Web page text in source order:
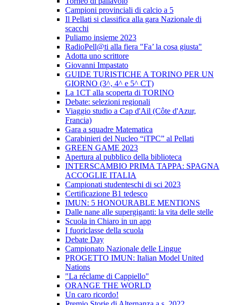
Campioni provinciali di calcio a 5
Il Pellati si classifica alla gara Nazionale di
scacchi
Puliamo insieme 2023
RadioPell@ti alla fiera "Fa’ la cosa giusta"
Adotta uno scrittore
Giovanni Impastato
GUIDE TURISTICHE A TORINO PER UN
GIORNO (3^, 4^ e 5^ CT)
La 1CT alla scoperta di TORINO
Debate: selezioni regionali
Viaggio studio a Cap d'Ail (Côte d'Azur,
Francia)
Gara a squadre Matematica
Carabinieri del Nucleo “iTPC” al Pellati
GREEN GAME 2023
Apertura al pubblico della biblioteca
INTERSCAMBIO PRIMA TAPPA: SPAGNA
ACCOGLIE ITALIA
Campionati studenteschi di sci 2023
Certificazione B1 tedesco
IMUN: 5 HONOURABLE MENTIONS
Dalle nane alle supergiganti: la vita delle stelle
Scuola in Chiaro in un app
I fuoriclasse della scuola
Debate Day
Campionato Nazionale delle Lingue
PROGETTO IMUN: Italian Model United
Nations
"La réclame di Cappiello"
ORANGE THE WORLD
Un caro ricordo!